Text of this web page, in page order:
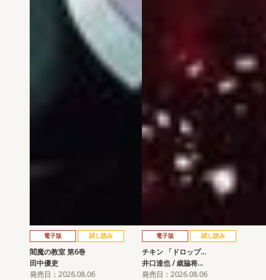
電子版 試し読み
閻魔の教室 第6巻
田中優吏
発売日：2026.08.06
電子版 試し読み
チキン 「ドロップ…
井口達也 / 歳脇将…
発売日：2026.08.06